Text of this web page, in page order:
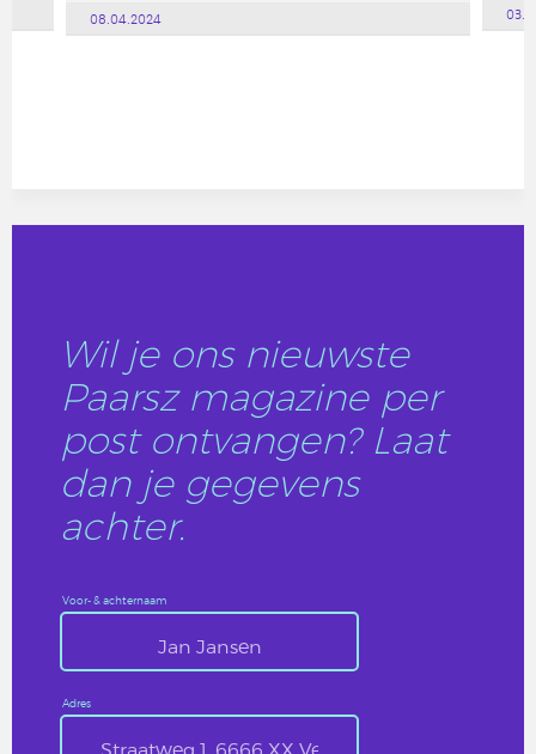
08.04.2024
Wil je ons nieuwste
Paarsz magazine per
post ontvangen? Laat
dan je gegevens
achter.
Voor- & achternaam
Adres